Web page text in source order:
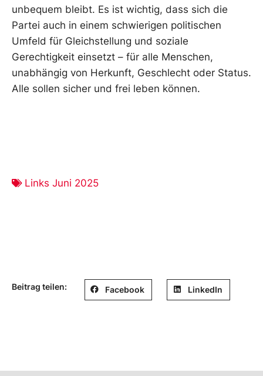
unbequem bleibt. Es ist wichtig, dass sich die
Partei auch in einem schwierigen politischen
Umfeld für Gleichstellung und soziale
Gerechtigkeit einsetzt – für alle Menschen,
unabhängig von Herkunft, Geschlecht oder Status.
Alle sollen sicher und frei leben können.
Links Juni 2025
Beitrag teilen: Facebook LinkedIn